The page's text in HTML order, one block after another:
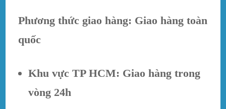
Phương thức giao hàng: Giao hàng toàn
quốc
Khu vực TP HCM: Giao hàng trong
vòng 24h